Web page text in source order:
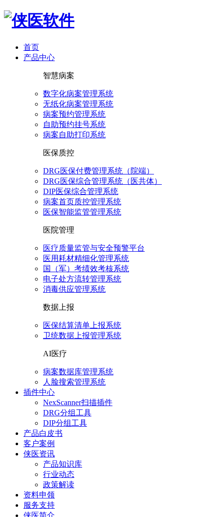
首页
产品中心
智慧病案
数字化病案管理系统
无纸化病案管理系统
病案预约管理系统
自助预约挂号系统
病案自助打印系统
医保质控
DRG医保付费管理系统（院端）
DRG医保综合管理系统（医共体）
DIP医保综合管理系统
病案首页质控管理系统
医保智能监管管理系统
医院管理
医疗质量监管与安全预警平台
医用耗材精细化管理系统
国（军）考绩效考核系统
电子处方流转管理系统
消毒供应管理系统
数据上报
医保结算清单上报系统
卫统数据上报管理系统
AI医疗
病案数据库管理系统
人脸搜索管理系统
插件中心
NexScanner扫描插件
DRG分组工具
DIP分组工具
产品白皮书
客户案例
侠医资讯
产品知识库
行业动态
政策解读
资料申领
服务支持
侠医简介